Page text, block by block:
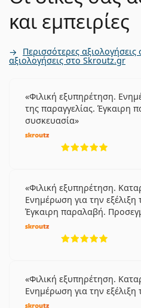
και εμπειρίες
Περισσότερες
αξιολογήσεις στο Skroutz.gr
Φιλική εξυπηρέτηση.
της παραγγελίας. Έγκαιρη
συσκευασία
Φιλική εξυπηρέτηση.
Ενημέρωση για την εξέλιξη
Έγκαιρη παραλαβή.
Φιλική εξυπηρέτηση.
Ενημέρωση για την εξέλιξη